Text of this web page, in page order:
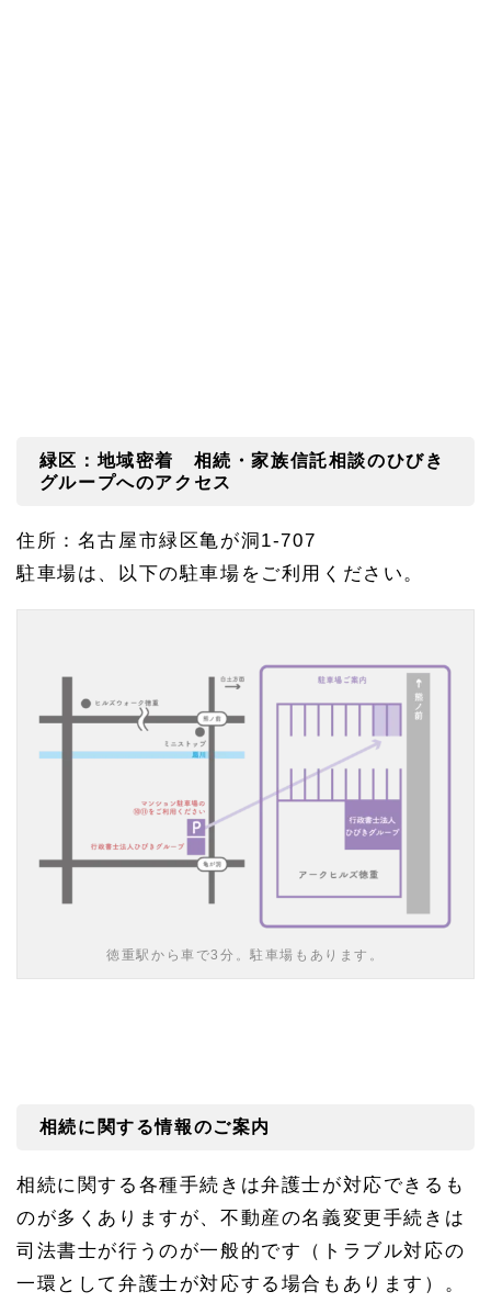
緑区：地域密着 相続・家族信託相談のひびき
グループへのアクセス
住所：名古屋市緑区亀が洞1-707
駐車場は、以下の駐車場をご利用ください。
徳重駅から車で3分。駐車場もあります。
相続に関する情報のご案内
相続に関する各種手続きは弁護士が対応できるも
のが多くありますが、不動産の名義変更手続きは
司法書士が行うのが一般的です（トラブル対応の
一環として弁護士が対応する場合もあります）。